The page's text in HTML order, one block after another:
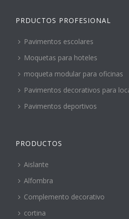
PRDUCTOS PROFESIONAL
Pavimentos escolares
Moquetas para hoteles
moqueta modular para oficinas
Pavimentos decorativos para
Pavimentos deportivos
PRODUCTOS
Aislante
Alfombra
Complemento decorativo
cortina